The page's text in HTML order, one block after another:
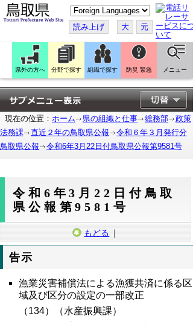
こ
の
ペ
ー
ジ
翻
訳
す
る
読み上げ 大 元
県外の方へ 分野で探す 組織で探す 防災 緊急 メニュー
現在の位置： ホーム 県の組織と仕事 総務部
政策
法務課
直近２年の鳥取県公報
令和６年３月発行分
鳥取県公報
令和6年3月22日付鳥取県公報第9581号
令和6年3月22日付鳥取
県公報第9581号
もどる ｜
告示
漁業災害補償法による漁獲共済に係る区
域及び区分の設定の一部改正
（134）（水産振興課）